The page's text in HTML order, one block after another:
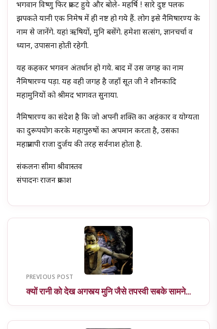
भगवान विष्णु फिर प्रकट हुये और बोले- महर्षि ! सारे दुष्ट पलक
झपकते यानी एक निमेष में ही नष्ट हो गये हैं. लोग इसे नैमिषारण्य के
नाम से जानेंगे. यहां ऋषियों, मुनि बसेंगे. हमेशा सत्संग, ज्ञानचर्चा व
ध्यान, उपासना होती रहेगी.
यह कहकर भगवन अंतर्धान हो गये. बाद में उस जगह का नाम
नैमिषारण्य पड़ा. यह वही जगह है जहाँ सूत जी ने शौनकादि
महामुनियों को श्रीमद भागवत सुनाया.
नैमिषारण्य का संदेश है कि जो अपनी शक्ति का अहंकार व योग्यता
का दुरूपयोग करके महापुरुषों का अपमान करता है, उसका
महाप्रतापी राजा दुर्जय की तरह सर्वनाश होता है.
संकलनः सीमा श्रीवास्तव
संपादनः राजन प्रकाश
PREVIOUS POST
क्यों रानी को देख अगस्त्य मुनि जैसे तपस्वी सबके सामने…